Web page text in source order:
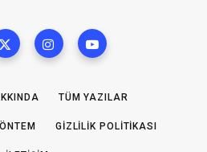
TÜM YAZILAR
GIZLILIK POLITIKASI